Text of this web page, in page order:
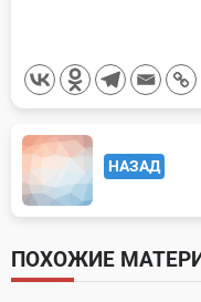
<span
class="nav-
subtitle
screen-
reader-
НАЗАД
ПОХОЖИЕ